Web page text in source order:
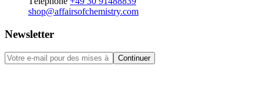
shop@affairsofchemistry.com
Newsletter
Continuer